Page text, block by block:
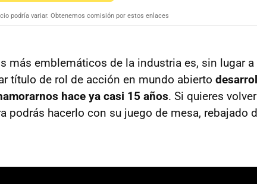
podría variar. Obtenemos comisión por estos enlaces
más emblemáticos de la industria es, sin lugar a
título de rol de acción en mundo abierto
hace ya casi 15 años. Si quieres
podrás hacerlo con su juego de mesa, rebajado